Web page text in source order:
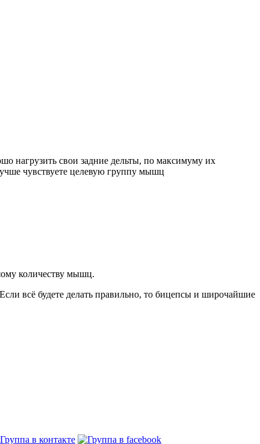
нагрузить свои задние дельты, по максимуму их
чувствуете целевую группу мышц
количеству мышц.
всё будете делать правильно, то бицепсы и широчайшие